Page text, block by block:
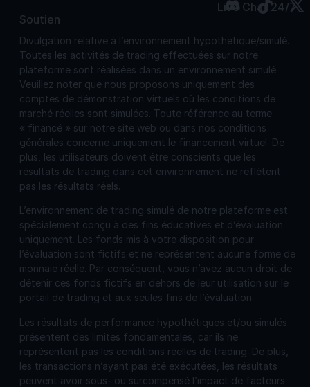
Soutien
Live Chat 24/7
Divulgation relative à l’environnement hypothétique/simulé.
Toutes les activités de trading effectuées sur notre
plateforme sont réalisées dans un environnement simulé.
Veuillez noter que nous proposons uniquement des
comptes de démonstration virtuels où les conditions de
marché réelles sont simulées. Toute référence au terme
« financé » sur notre site web ou dans nos conditions
générales concerne uniquement le financement virtuel. De
plus, les utilisateurs doivent être conscients que les
résultats de trading dans cet environnement ne reflètent
pas les résultats réels.
L’environnement de trading simulé de notre plateforme est
spécialement conçu à des fins éducatives et d’évaluation
uniquement. Les fonds mis à votre disposition pour
l’évaluation sont fictifs et ne représentent aucune forme de
monnaie réelle. Par conséquent, vous n’avez aucun droit de
détenir ces fonds fictifs en dehors de leur utilisation sur le
portail de trading et aux seules fins de l’évaluation.
Les résultats de performance hypothétiques et/ou simulés
présentent des limites fondamentales, car ils ne
représentent pas les conditions réelles de trading. De plus,
les transactions n’ayant pas été exécutées, les résultats
peuvent avoir sous- ou surcompensé l’impact de facteurs